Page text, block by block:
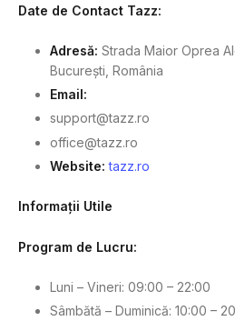
Date de Contact Tazz:
Adresă: Strada Maior Oprea
București, România
Email:
support@tazz.ro
office@tazz.ro
Website: tazz.ro
Informații Utile
Program de Lucru:
Luni – Vineri: 09:00 – 22:00
Sâmbătă – Duminică: 10:00 –